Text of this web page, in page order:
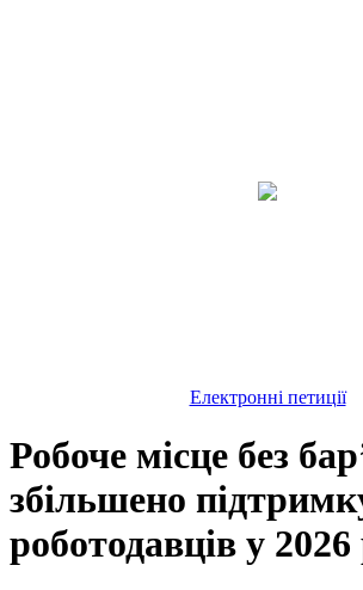
Електронні петиції
Робоче місце без
збільшено
роботодавців у 2026